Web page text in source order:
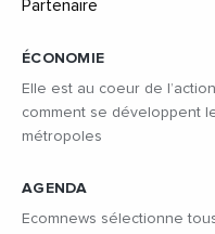
ÉCONOMIE
Elle est au coeur de
comment se développent
métropoles
AGENDA
Ecomnews sélectionne